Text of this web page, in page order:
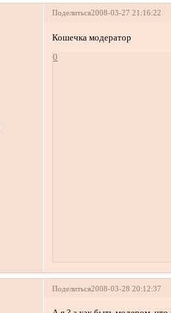
Поделиться2008-03-27 21:16:22
Кошечка модератор
0
Поделиться2008-03-28 20:12:37